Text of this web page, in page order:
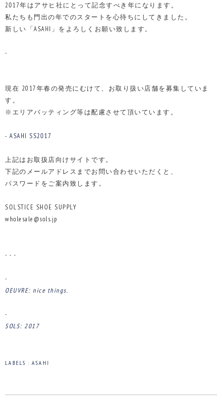
2017年はアサヒ社にとって記念すべき年になります。
私たちも門出の年でのスタートを心待ちにしてきました。
新しい「ASAHI」をよろしくお願い致します。
-
現在 2017年春の発売にむけて、お取り扱い店舗を募集していま
す。
※エリアバッティング等は配慮させて頂いています。
- ASAHI SS2017
上記はお取扱店向けサイトです。
下記のメールアドレスまでお問い合わせいただくと、
パスワードをご案内致します。
SOLSTICE SHOE SUPPLY
wholesale@sols.jp
- - -
-
OEUVRE: nice things.
-
SOLS: 2017
LABELS : ASAHI